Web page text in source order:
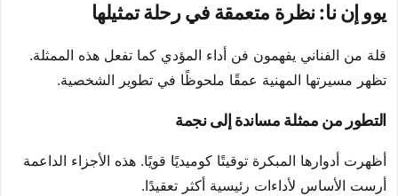
يوو إن نا: نظرة متعمقة في رحلة تمثيلها
قلة من الفناني يفهمون فن أداء المؤدي كما تفعل هذه الممثلة.
تظهر مسيرتها المهنية عمقًا ملحوظًا في تطوير الشخصية.
التطور من ممثلة مساندة إلى نجمة
أظهرت أدوارها المبكرة توقيتًا كوميديًا قويًا. هذه الأجزاء الداعمة
أرست الأساس لأداءات رئيسية أكثر تعقيدًا.